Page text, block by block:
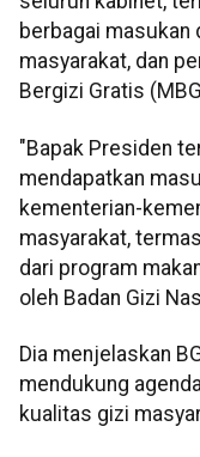
berbagai masukan
masyarakat, dan
Bergizi Gratis
"Bapak Presiden
mendapatkan
kementerian-
masyarakat,
dari program
oleh Badan Gizi
Dia menjelaskan
mendukung
kualitas gizi